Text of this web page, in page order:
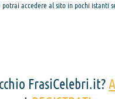
accedere al sito in pochi istanti
FrasiCelebri.it?